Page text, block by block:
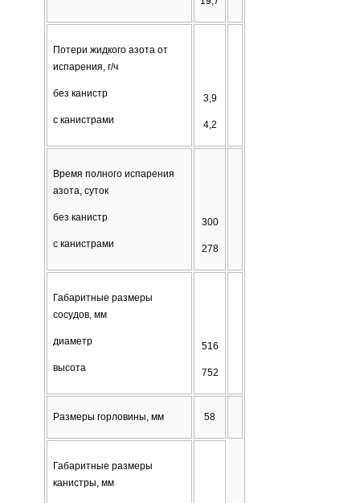
Потери жидкого азота от
испарения, г/ч
без канистр
с канистрами
3,9
4,2
Время полного испарения
азота, суток
без канистр
с канистрами
300
278
Габаритные размеры
сосудов, мм
диаметр
высота
516
752
Размеры горловины, мм 58
Габаритные размеры
канистры, мм